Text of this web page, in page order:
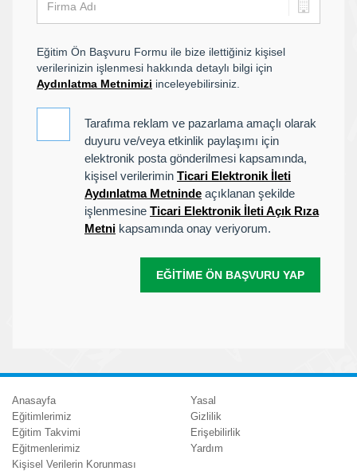
Eğitim Ön Başvuru Formu ile bize ilettiğiniz kişisel
verilerinizin işlenmesi hakkında detaylı bilgi için
Aydınlatma Metnimizi inceleyebilirsiniz.
Tarafıma reklam ve pazarlama amaçlı olarak
duyuru ve/veya etkinlik paylaşımı için
elektronik posta gönderilmesi kapsamında,
kişisel verilerimin Ticari Elektronik İleti
Aydınlatma Metninde açıklanan şekilde
işlenmesine Ticari Elektronik İleti Açık Rıza
Metni kapsamında onay veriyorum.
EĞITIME ÖN BAŞVURU YAP
Anasayfa
Eğitimlerimiz
Eğitim Takvimi
Eğitmenlerimiz
Kişisel Verilerin Korunması
Yasal
Gizlilik
Erişebilirlik
Yardım